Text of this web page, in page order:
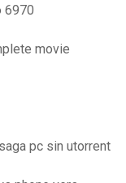
6970
movie
pc sin utorrent